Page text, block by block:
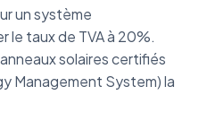
un système
taux de TVA à 20%.
solaires certifiés
Management System) la